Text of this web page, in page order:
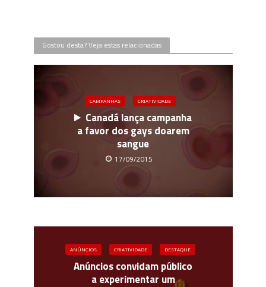
Gostou desta? Veja estas relacionadas
CAMPANHAS CRIATIVIDADE
Canadá lança campanha
a favor dos gays doarem
sangue
17/09/2015
ANÚNCIOS CRIATIVIDADE DESTAQUE
Anúncios convidam público
a experimentar um